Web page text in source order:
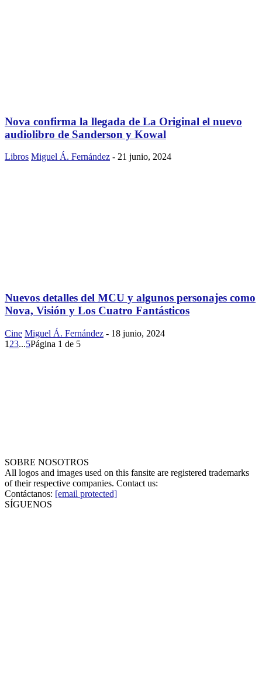
Nova confirma la llegada de La Original el nuevo
audiolibro de Sanderson y Kowal
Libros Miguel Á. Fernández - 21 junio, 2024
Nuevos detalles del MCU y algunos personajes como
Nova, Visión y Los Cuatro Fantásticos
Cine Miguel Á. Fernández - 18 junio, 2024
1 23...5Página 1 de 5
SOBRE NOSOTROS
All logos and images used on this fansite are registered trademarks
of their respective companies. Contact us:
Contáctanos: [email protected]
SÍGUENOS